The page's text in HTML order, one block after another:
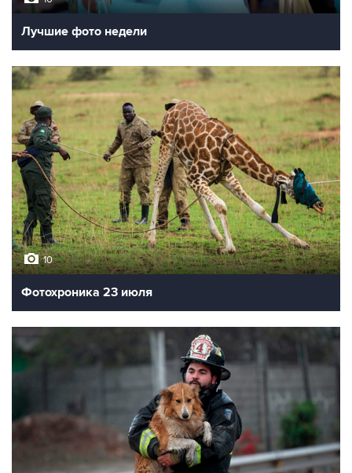
Лучшие фото недели
10
Фотохроника 23 июля